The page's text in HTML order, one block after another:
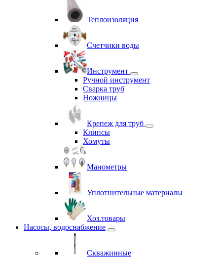
Теплоизоляция
Счетчики воды
Инструмент
Ручной инструмент
Сварка труб
Ножницы
Крепеж для труб
Клипсы
Хомуты
Манометры
Уплотнительные материалы
Хоз.товары
Насосы, водоснабжение
Скважинные